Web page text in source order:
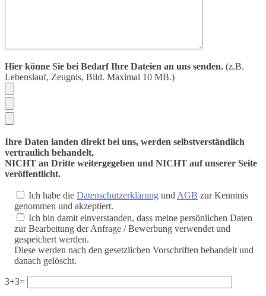
Hier könne Sie bei Bedarf Ihre Dateien an uns senden. (z.B.
Lebenslauf, Zeugnis, Bild. Maximal 10 MB.)
Ihre Daten landen direkt bei uns, werden selbstverständlich
vertraulich behandelt,
NICHT an Dritte weitergegeben und NICHT auf unserer Seite
veröffentlicht.
Ich habe die Datenschutzerklärung und AGB zur Kenntnis
genommen und akzeptiert.
Ich bin damit einverstanden, dass meine persönlichen Daten
zur Bearbeitung der Anfrage / Bewerbung verwendet und
gespeichert werden.
Diese werden nach den gesetzlichen Vorschriften behandelt und
danach gelöscht.
Bitte lasse dieses Feld leer.
3+3=